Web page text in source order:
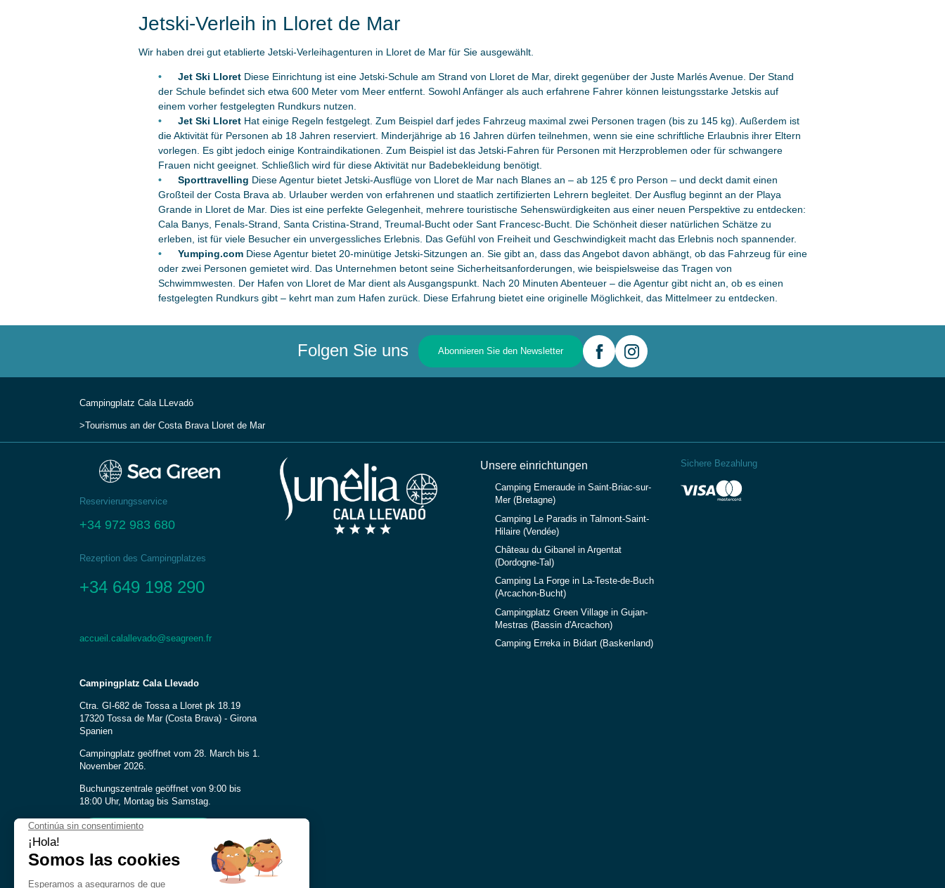
Jetski-Verleih in Lloret de Mar
Wir haben drei gut etablierte Jetski-Verleihagenturen in Lloret de Mar für Sie ausgewählt.
Jet Ski Lloret Diese Einrichtung ist eine Jetski-Schule am Strand von Lloret de Mar, direkt gegenüber der Juste Marlés Avenue. Der Stand
der Schule befindet sich etwa 600 Meter vom Meer entfernt. Sowohl Anfänger als auch erfahrene Fahrer können leistungsstarke Jetskis auf
einem vorher festgelegten Rundkurs nutzen.
Jet Ski LloretHat einige Regeln festgelegt. Zum Beispiel darf jedes Fahrzeug maximal zwei Personen tragen (bis zu 145 kg). Außerdem ist
die Aktivität für Personen ab 18 Jahren reserviert. Minderjährige ab 16 Jahren dürfen teilnehmen, wenn sie eine schriftliche Erlaubnis ihrer Eltern
vorlegen. Es gibt jedoch einige Kontraindikationen. Zum Beispiel ist das Jetski-Fahren für Personen mit Herzproblemen oder für schwangere
Frauen nicht geeignet. Schließlich wird für diese Aktivität nur Badebekleidung benötigt.
Sporttravelling Diese Agentur bietet Jetski-Ausflüge von Lloret de Mar nach Blanes an – ab 125 € pro Person – und deckt damit einen
Großteil der Costa Brava ab. Urlauber werden von erfahrenen und staatlich zertifizierten Lehrern begleitet. Der Ausflug beginnt an der Playa
Grande in Lloret de Mar. Dies ist eine perfekte Gelegenheit, mehrere touristische Sehenswürdigkeiten aus einer neuen Perspektive zu entdecken:
Cala Banys, Fenals-Strand, Santa Cristina-Strand, Treumal-Bucht oder Sant Francesc-Bucht. Die Schönheit dieser natürlichen Schätze zu
erleben, ist für viele Besucher ein unvergessliches Erlebnis. Das Gefühl von Freiheit und Geschwindigkeit macht das Erlebnis noch spannender.
Yumping.com Diese Agentur bietet 20-minütige Jetski-Sitzungen an. Sie gibt an, dass das Angebot davon abhängt, ob das Fahrzeug für eine
oder zwei Personen gemietet wird. Das Unternehmen betont seine Sicherheitsanforderungen, wie beispielsweise das Tragen von
Schwimmwesten. Der Hafen von Lloret de Mar dient als Ausgangspunkt. Nach 20 Minuten Abenteuer – die Agentur gibt nicht an, ob es einen
festgelegten Rundkurs gibt – kehrt man zum Hafen zurück. Diese Erfahrung bietet eine originelle Möglichkeit, das Mittelmeer zu entdecken.
Folgen Sie uns Abonnieren Sie den Newsletter
Campingplatz Cala LLevadо́
Tourismus an der Costa Brava Lloret de Mar
Reservierungsservice
+34 972 983 680
Rezeption des Campingplatzes
+34 649 198 290
accueil.calallevado@seagreen.fr
Campingplatz Cala Llevado
Ctra. GI-682 de Tossa a Lloret pk 18.19
17320 Tossa de Mar (Costa Brava) - Girona
Spanien
Campingplatz geöffnet vom 28. March bis 1.
November 2026.
Buchungszentrale geöffnet von 9:00 bis
18:00 Uhr, Montag bis Samstag.
Nehmen Sie kontakt auf
Sprache DE
Unsere einrichtungen
Camping Emeraude in Saint-Briac-sur-
Mer (Bretagne)
Camping Le Paradis in Talmont-Saint-
Hilaire (Vendée)
Château du Gibanel in Argentat
(Dordogne-Tal)
Camping La Forge in La-Teste-de-Buch
(Arcachon-Bucht)
Campingplatz Green Village in Gujan-
Mestras (Bassin d'Arcachon)
Camping Erreka in Bidart (Baskenland)
Sichere Bezahlung